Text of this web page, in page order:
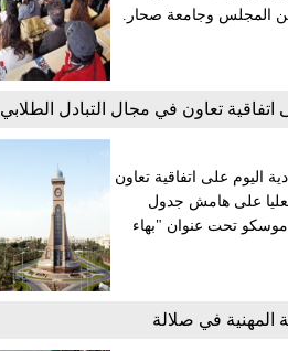
المجلس وجامعة صحار.
تعاون في مجال التبادل الطلابي
اليوم على اتفاقية تعاون
على هامش جدول
تحت عنوان "بهاء